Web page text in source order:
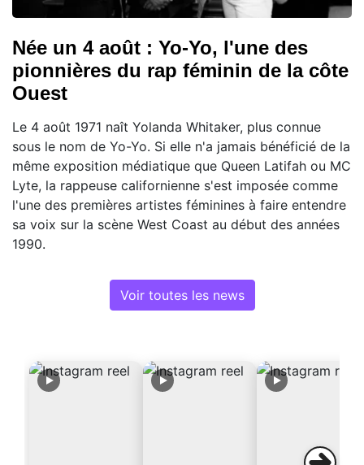
Née un 4 août : Yo-Yo, l'une des
pionnières du rap féminin de la côte
Ouest
Le 4 août 1971 naît Yolanda Whitaker, plus connue
sous le nom de Yo-Yo. Si elle n'a jamais bénéficié de la
même exposition médiatique que Queen Latifah ou MC
Lyte, la rappeuse californienne s'est imposée comme
l'une des premières artistes féminines à faire entendre
sa voix sur la scène West Coast au début des années
1990.
Voir toutes les news